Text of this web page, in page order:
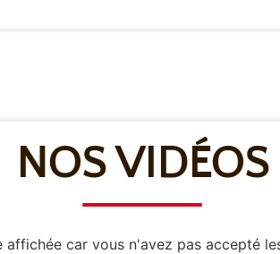
NOS VIDÉOS
car vous n'avez pas accepté